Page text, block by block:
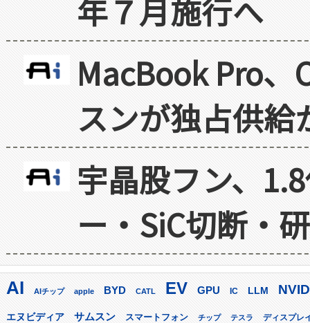
年７月施行へ
MacBook Pro
スンが独占供給
宇晶股フン、
ー・SiC切断・
AI AIチップ apple BYD CATL EV GPU IC LLM
エヌビディア サムスン スマートフォン チップ テスラ ディスプレ